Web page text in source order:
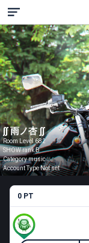
∫∫ 雨ノ杏 ∫∫
Room Level 682
SHOW rank B
Category music
Account Type Not set
0 PT